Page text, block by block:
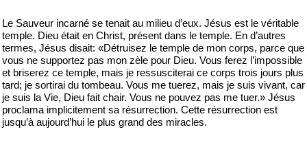
Le Sauveur incarné se tenait au milieu d’eux. Jésus est le véritable
temple. Dieu était en Christ, présent dans le temple. En d’autres
termes, Jésus disait: «Détruisez le temple de mon corps, parce que
vous ne supportez pas mon zèle pour Dieu. Vous ferez l’impossible
et briserez ce temple, mais je ressusciterai ce corps trois jours plus
tard; je sortirai du tombeau. Vous me tuerez, mais je suis vivant, car
je suis la Vie, Dieu fait chair. Vous ne pouvez pas me tuer.» Jésus
proclama implicitement sa résurrection. Cette résurrection est
jusqu’à aujourd’hui le plus grand des miracles.